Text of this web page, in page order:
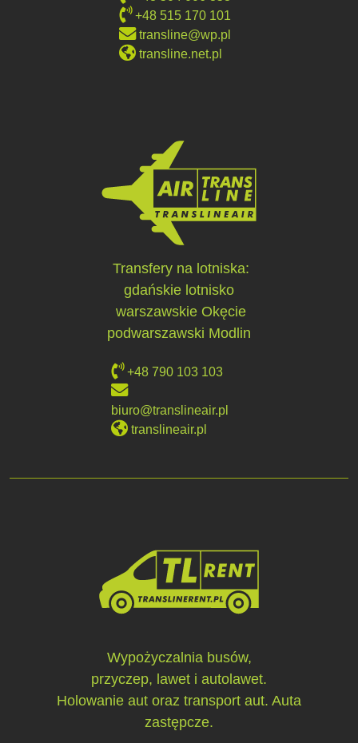
+48 515 170 101
transline@wp.pl
transline.net.pl
Transfery na lotniska:
gdańskie lotnisko
warszawskie Okęcie
podwarszawski Modlin
+48 790 103 103
biuro@translineair.pl
translineair.pl
Wypożyczalnia busów,
przyczep, lawet i autolawet.
Holowanie aut oraz transport aut. Auta
zastępcze.